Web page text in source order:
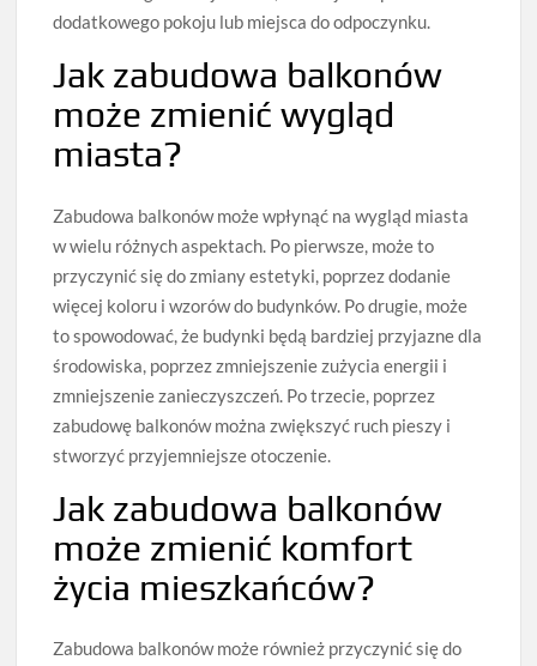
dodatkowego pokoju lub miejsca do odpoczynku.
Jak zabudowa balkonów
może zmienić wygląd
miasta?
Zabudowa balkonów może wpłynąć na wygląd miasta
w wielu różnych aspektach. Po pierwsze, może to
przyczynić się do zmiany estetyki, poprzez dodanie
więcej koloru i wzorów do budynków. Po drugie, może
to spowodować, że budynki będą bardziej przyjazne dla
środowiska, poprzez zmniejszenie zużycia energii i
zmniejszenie zanieczyszczeń. Po trzecie, poprzez
zabudowę balkonów można zwiększyć ruch pieszy i
stworzyć przyjemniejsze otoczenie.
Jak zabudowa balkonów
może zmienić komfort
życia mieszkańców?
Zabudowa balkonów może również przyczynić się do